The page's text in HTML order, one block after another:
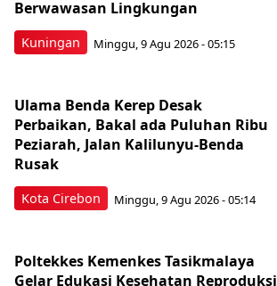
Kuningan
Berwawasan Lingkungan
Minggu, 9 Agu 2026 - 05:15
Kota Cirebon
Ulama Benda Kerep Desak
Perbaikan, Bakal ada Puluhan Ribu
Peziarah, Jalan Kalilunyu-Benda
Rusak
Minggu, 9 Agu 2026 - 05:14
Poltekkes Kemenkes Tasikmalaya
Gelar Edukasi Kesehatan Reproduksi